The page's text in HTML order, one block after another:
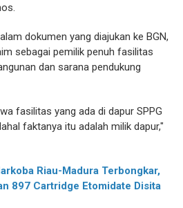
dokumen yang diajukan ke BGN,
sebagai pemilik penuh fasilitas
dan sarana pendukung
fasilitas yang ada di dapur SPPG
faktanya itu adalah milik dapur,"
Riau-Madura Terbongkar,
897 Cartridge Etomidate Disita